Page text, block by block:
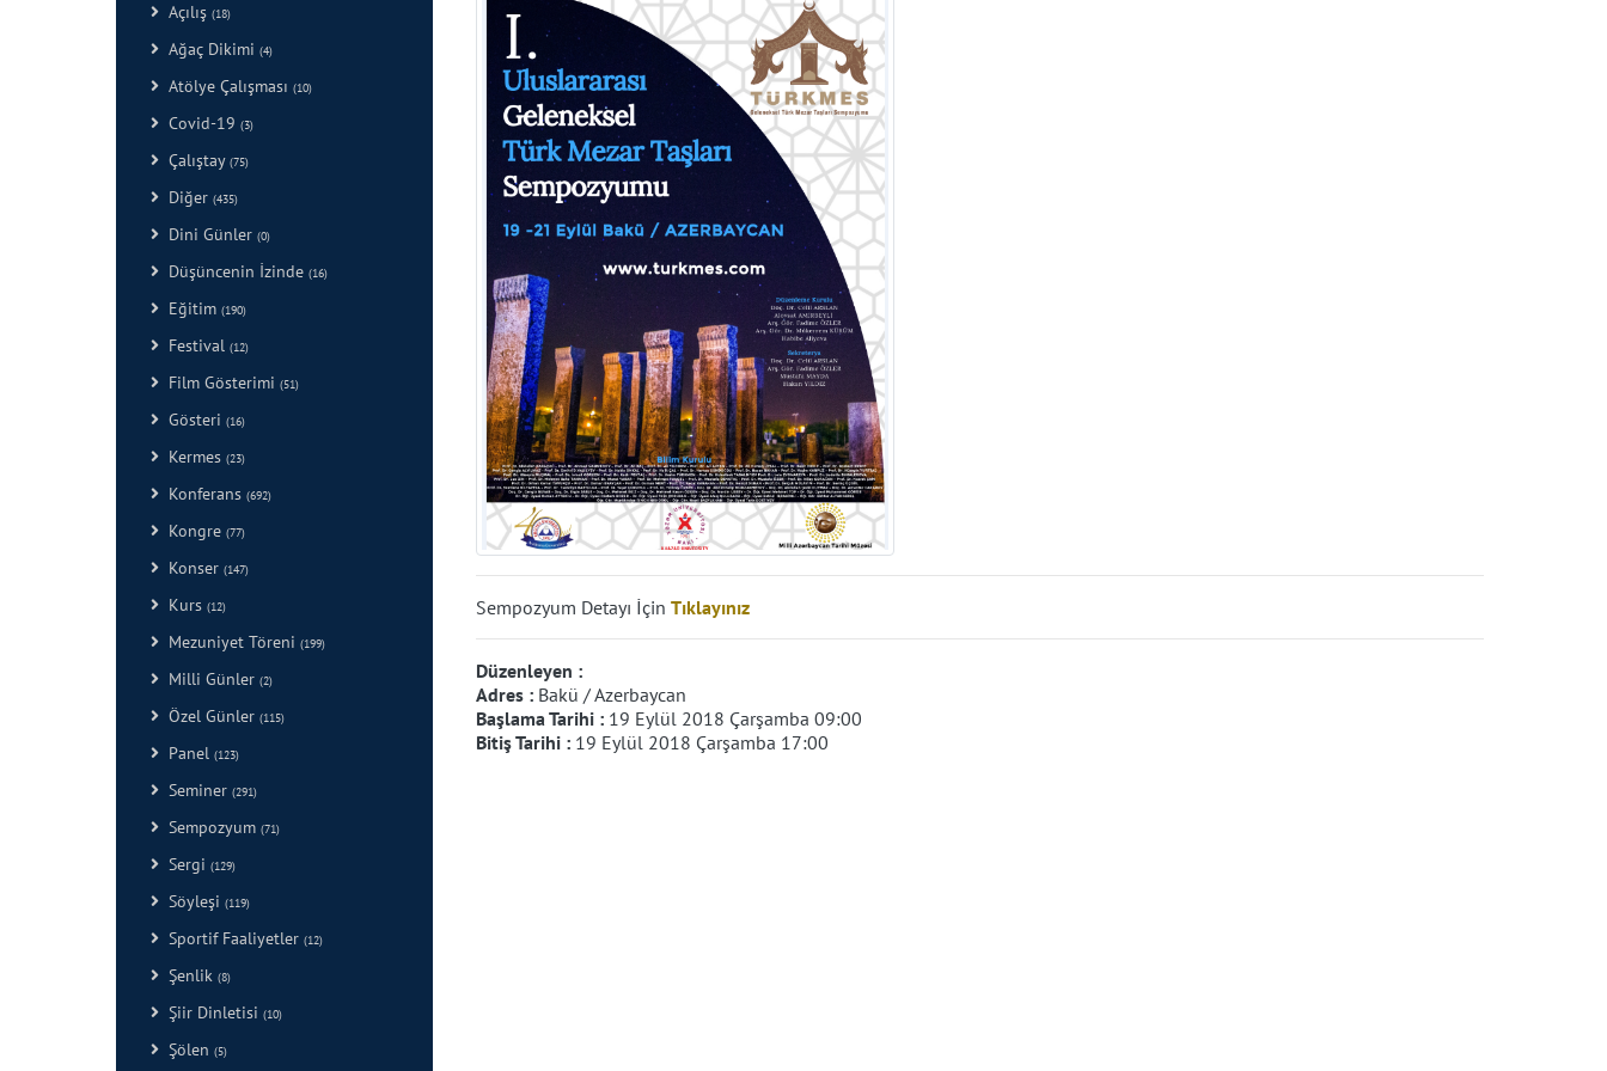
Açılış (18)
Ağaç Dikimi (4)
Atölye Çalışması (10)
Covid-19 (3)
Çalıştay (75)
Diğer (435)
Dini Günler (0)
Düşüncenin İzinde (16)
Eğitim (190)
Festival (12)
Film Gösterimi (51)
Gösteri (16)
Kermes (23)
Konferans (692)
Kongre (77)
Konser (147)
Kurs (12)
Mezuniyet Töreni (199)
Milli Günler (2)
Özel Günler (115)
Panel (123)
Seminer (291)
Sempozyum (71)
Sergi (129)
Söyleşi (119)
Sportif Faaliyetler (12)
Şenlik (8)
Şiir Dinletisi (10)
Şölen (5)
Sempozyum Detayı İçin Tıklayınız
Düzenleyen :
Adres : Bakü / Azerbaycan
Başlama Tarihi : 19 Eylül 2018 Çarşamba 09:00
Bitiş Tarihi : 19 Eylül 2018 Çarşamba 17:00